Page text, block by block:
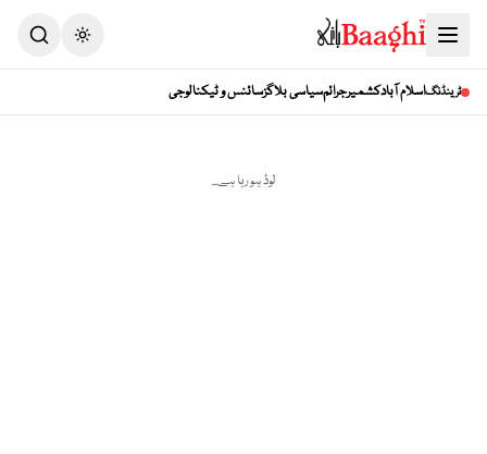
Toggle theme
ٹرینڈنگاسلام آبادکشمیرجرائمسیاسی بلاگزسائنس و ٹیکنالوجی
لوڈ ہو رہا ہے...